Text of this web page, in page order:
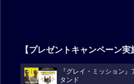
【プレゼントキャンペーン実
『グレイ・ミッション』
タンド